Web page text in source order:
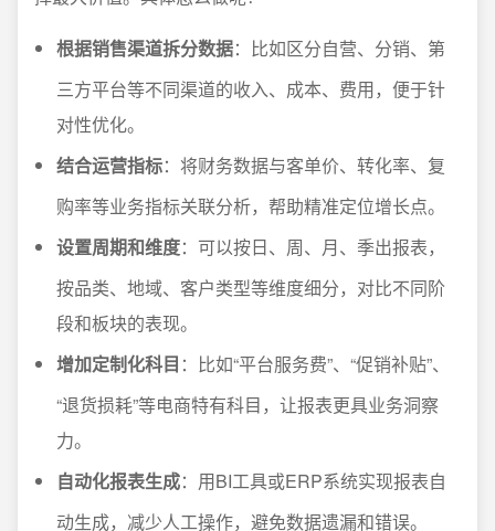
根据销售渠道拆分数据：比如区分自营、分销、第
三方平台等不同渠道的收入、成本、费用，便于针
对性优化。
结合运营指标：将财务数据与客单价、转化率、复
购率等业务指标关联分析，帮助精准定位增长点。
设置周期和维度：可以按日、周、月、季出报表，
按品类、地域、客户类型等维度细分，对比不同阶
段和板块的表现。
增加定制化科目 ：比如“平台服务费”、“促销补贴”、
“退货损耗”等电商特有科目，让报表更具业务洞察
力。
自动化报表生成：用BI工具或ERP系统实现报表自
动生成，减少人工操作，避免数据遗漏和错误。